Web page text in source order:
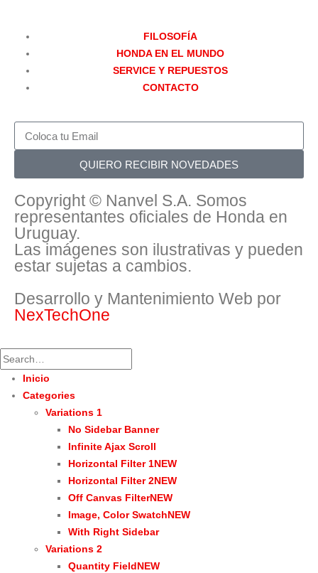
FILOSOFÍA
HONDA EN EL MUNDO
SERVICE Y REPUESTOS
CONTACTO
QUIERO RECIBIR NOVEDADES
Copyright © Nanvel S.A. Somos
representantes oficiales de Honda en
Uruguay.
Las imágenes son ilustrativas y pueden
estar sujetas a cambios.
Desarrollo y Mantenimiento Web por
NexTechOne
Inicio
Categories
Variations 1
No Sidebar Banner
Infinite Ajax Scroll
Horizontal Filter 1NEW
Horizontal Filter 2NEW
Off Canvas FilterNEW
Image, Color SwatchNEW
With Right Sidebar
Variations 2
Quantity FieldNEW